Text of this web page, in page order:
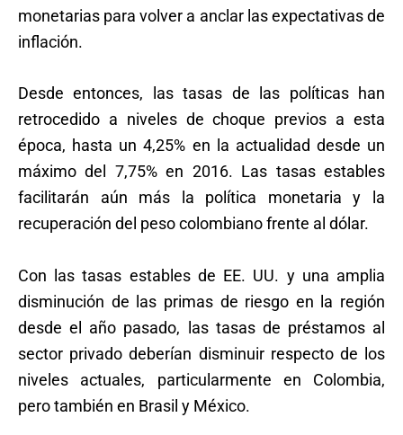
monetarias para volver a anclar las expectativas de
inflación.
Desde entonces, las tasas de las políticas han
retrocedido a niveles de choque previos a esta
época, hasta un 4,25% en la actualidad desde un
máximo del 7,75% en 2016. Las tasas estables
facilitarán aún más la política monetaria y la
recuperación del peso colombiano frente al dólar.
Con las tasas estables de EE. UU. y una amplia
disminución de las primas de riesgo en la región
desde el año pasado, las tasas de préstamos al
sector privado deberían disminuir respecto de los
niveles actuales, particularmente en Colombia,
pero también en Brasil y México.